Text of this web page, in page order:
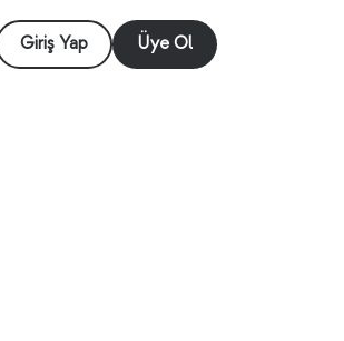
Giriş Yap Üye Ol